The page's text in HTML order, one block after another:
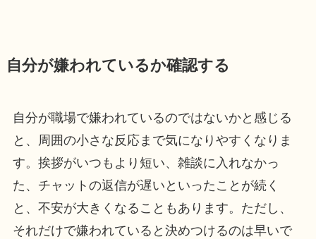
自分が嫌われているか確認する
自分が職場で嫌われているのではないかと感じる
と、周囲の小さな反応まで気になりやすくなりま
す。挨拶がいつもより短い、雑談に入れなかっ
た、チャットの返信が遅いといったことが続く
と、不安が大きくなることもあります。ただし、
それだけで嫌われていると決めつけるのは早いで